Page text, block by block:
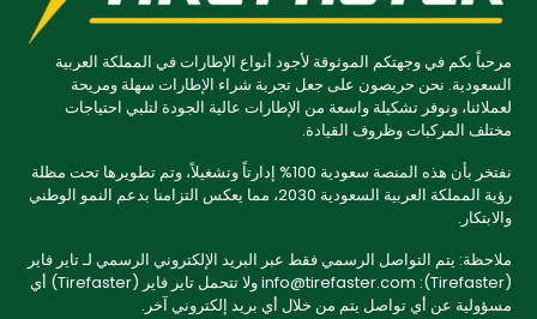
مرحباً بكم في وجهتكم الموثوقة لأجود أنواع الإطارات في المملكة العربية
السعودية. نحن حريصون على جعل تجربة شراء الإطارات سهلة ومريحة
لعملائنا، ونوفر تشكيلة واسعة من الإطارات عالية الجودة لتلبي احتياجات
مختلف المركبات وظروف القيادة.
نفتخر بأن هذه المنصة سعودية 100% إدارتاً وتشغيلاً، وتم تطويرها تحت مظلة
رؤية المملكة العربية السعودية 2030، مما يعكس التزامنا بدعم النمو الوطني
والابتكار.
ملاحظة: يتم التواصل الرسمي فقط عبر البريد الإلكتروني الرسمي لـ تاير فاير
(Tirefaster): info@tirefaster.com ولا تتحمل تاير فاير (Tirefaster) أي
مسؤولية عن أي تواصل يتم من خلال أي بريد إلكتروني آخر.